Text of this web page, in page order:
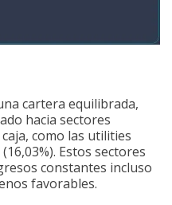
cartera equilibrada,
hacia sectores
como las utilities
Estos sectores
constantes incluso
favorables.